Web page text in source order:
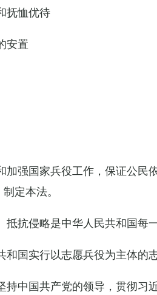
抚恤优待
安置
加强国家兵役工作，保证公民
定本法。
抗侵略是中华人民共和国每
和国实行以志愿兵役为主体的
持中国共产党的领导，贯彻习